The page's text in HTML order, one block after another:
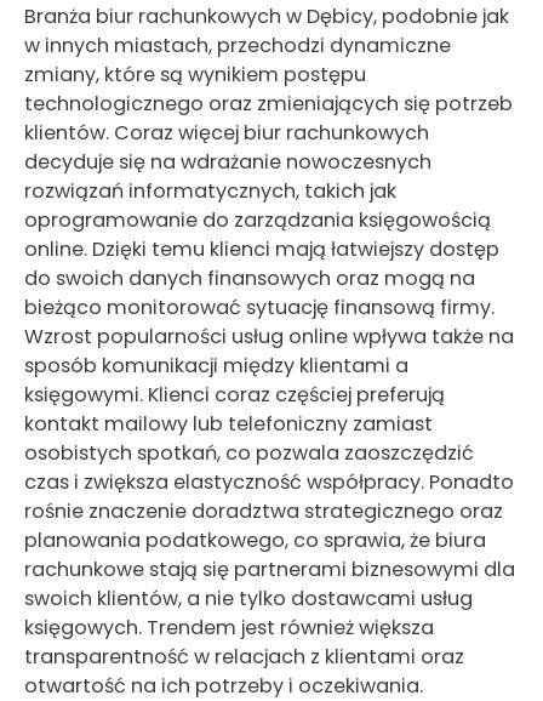
Branża biur rachunkowych w Dębicy, podobnie jak
w innych miastach, przechodzi dynamiczne
zmiany, które są wynikiem postępu
technologicznego oraz zmieniających się potrzeb
klientów. Coraz więcej biur rachunkowych
decyduje się na wdrażanie nowoczesnych
rozwiązań informatycznych, takich jak
oprogramowanie do zarządzania księgowością
online. Dzięki temu klienci mają łatwiejszy dostęp
do swoich danych finansowych oraz mogą na
bieżąco monitorować sytuację finansową firmy.
Wzrost popularności usług online wpływa także na
sposób komunikacji między klientami a
księgowymi. Klienci coraz częściej preferują
kontakt mailowy lub telefoniczny zamiast
osobistych spotkań, co pozwala zaoszczędzić
czas i zwiększa elastyczność współpracy. Ponadto
rośnie znaczenie doradztwa strategicznego oraz
planowania podatkowego, co sprawia, że biura
rachunkowe stają się partnerami biznesowymi dla
swoich klientów, a nie tylko dostawcami usług
księgowych. Trendem jest również większa
transparentność w relacjach z klientami oraz
otwartość na ich potrzeby i oczekiwania.